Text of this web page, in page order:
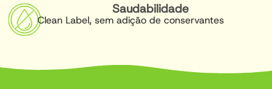
Saudabilidade
Clean Label, sem adição de conservantes